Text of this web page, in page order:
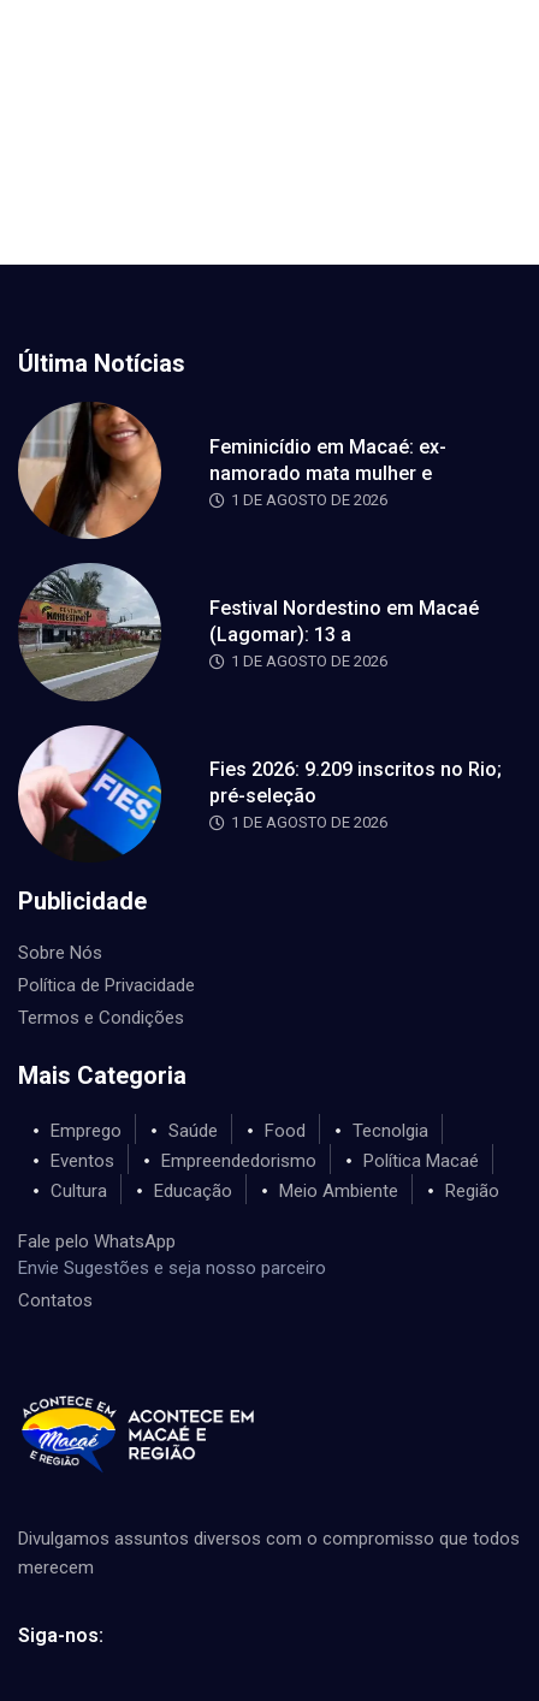
Última Notícias
Feminicídio em Macaé: ex-
namorado mata mulher e
1 DE AGOSTO DE 2026
Festival Nordestino em Macaé
(Lagomar): 13 a
1 DE AGOSTO DE 2026
Fies 2026: 9.209 inscritos no Rio;
pré-seleção
1 DE AGOSTO DE 2026
Publicidade
Sobre Nós
Política de Privacidade
Termos e Condições
Mais Categoria
Emprego Saúde Food
Tecnolgia
Eventos
Empreendedorismo
Política Macaé
Cultura
Educação Meio Ambiente Região
Fale pelo WhatsApp
Envie Sugestões e seja nosso parceiro
Contatos
Divulgamos assuntos diversos com o compromisso que todos
merecem
Siga-nos: